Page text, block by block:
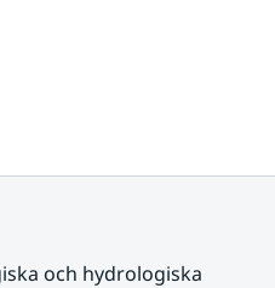
och hydrologiska